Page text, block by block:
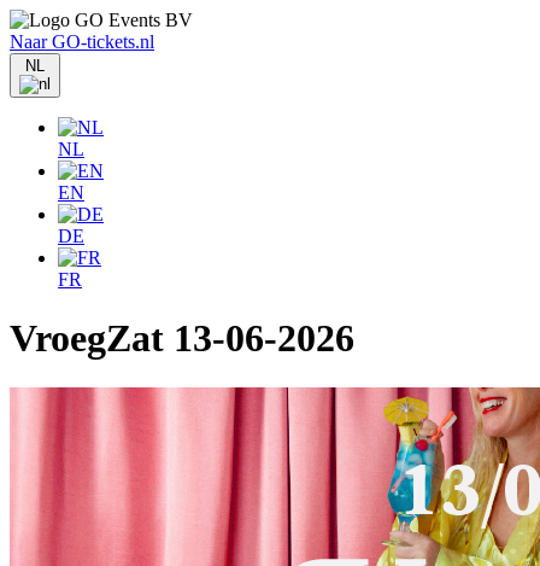
Naar GO-tickets.nl
NL
NL
EN
DE
FR
VroegZat 13-06-2026